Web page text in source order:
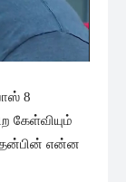
8
கேள்வியும்
என்ன